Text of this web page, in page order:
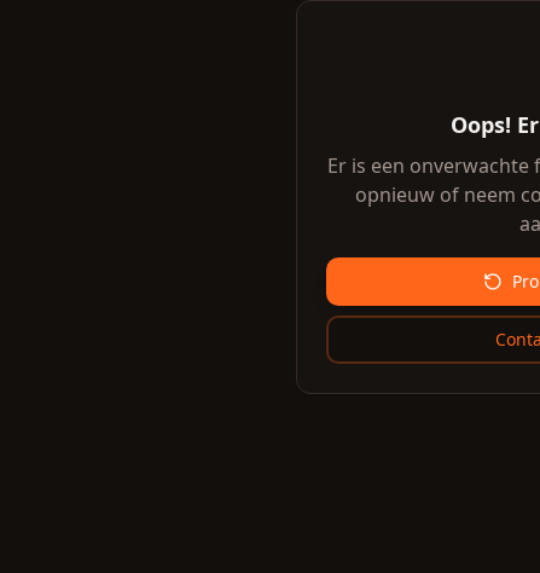
Oops!
Er is een
opnieuw of neem